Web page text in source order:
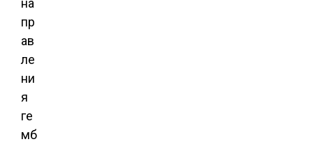
пр
ав
ле
ни
я
ге
мб